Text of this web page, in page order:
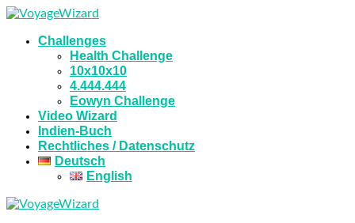
Challenges
Health Challenge
10x10x10
4.444.444
Eowyn Challenge
Video Wizard
Indien-Buch
Rechtliches / Datenschutz
Deutsch
English